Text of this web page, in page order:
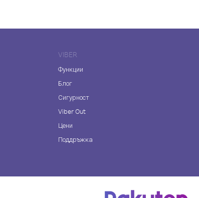
VIBER
Функции
Блог
Сигурност
Viber Out
Цени
Поддръжка